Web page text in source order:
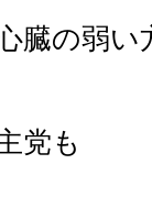
心臓の弱
党も